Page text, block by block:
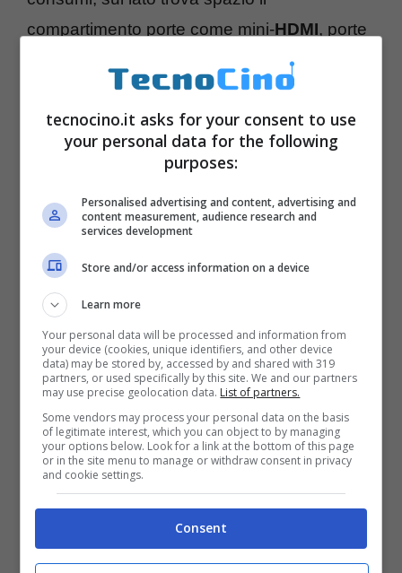
compartimento porte come mini-HDMI, porte
aggiornamento a Ice Cream
Sandwich avverrà dopo poco, uscirà da
subito con Android 3.2 Honeycomb. Il
prezzo? Probabilmente 499 dollari, mica
tecnocino.it asks for your consent to use
your personal data for the following
purposes:
Personalised advertising and content, advertising and
content measurement, audience research and
services development
Store and/or access information on a device
Learn more
Your personal data will be processed and information from
your device (cookies, unique identifiers, and other device
data) may be stored by, accessed by and shared with 319
partners, or used specifically by this site. We and our partners
may use precise geolocation data. List of partners.
Some vendors may process your personal data on the basis
of legitimate interest, which you can object to by managing
your options below. Look for a link at the bottom of this page
or in the site menu to manage or withdraw consent in privacy
and cookie settings.
Consent